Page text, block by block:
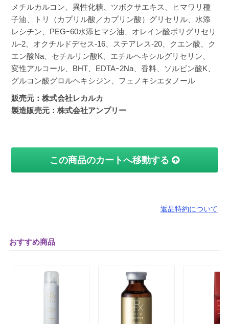
メチルカルコン、異性化糖、ツボクサエキス、ヒマワリ種
子油、トリ（カプリル酸／カプリン酸）グリセリル、水添
レシチン、PEGｰ60水添ヒマシ油、オレイン酸ポリグリセリ
ル-2、オクチルドデセス-16、ステアレス-20、クエン酸、ク
エン酸Na、セチルリン酸K、エチルヘキシルグリセリン、
変性アルコール、BHT、EDTAｰ2Na、香料、ソルビン酸K、
グルコン酸グロルヘキシジン、フェノキシエタノール
販売元：株式会社レカルカ
製造販売元：株式会社アンプリー
この商品のカートへ移動する
返品特約について
おすすめ商品